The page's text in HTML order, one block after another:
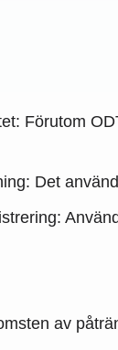
Förutom
Det
av